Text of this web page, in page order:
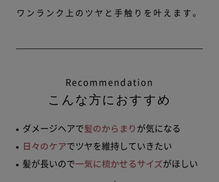
ワンランク上のツヤと手触りを叶えます。
Recommendation
こんな方におすすめ
ダメージヘアで髪のからまり が気になる
日々のケアでツヤを維持していきたい
髪が長いので一気に梳かせるサイズがほしい